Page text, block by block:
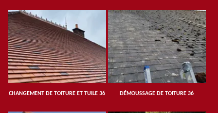
CHANGEMENT DE TOITURE ET TUILE 36 DÉMOUSSAGE DE TOITURE 36